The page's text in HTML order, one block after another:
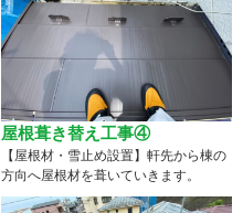
屋根葺き替え工事④
【屋根材・雪止め設置】軒先から棟の
方向へ屋根材を葺いていきます。